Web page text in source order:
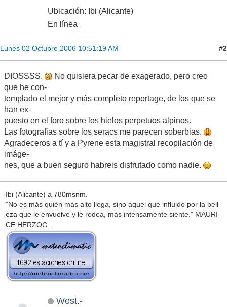
Ubicación: Ibi (Alicante)
En línea
Lunes 02 Octubre 2006 10:51:19 AM #2
DIOSSSS.
No quisiera pecar de exagerado, pero creo
que he con-
templado el mejor y más completo reportage, de los que se
han ex-
puesto en el foro sobre los hielos perpetuos alpinos.
Las fotografias sobre los seracs me parecen soberbias.
Agradeceros a tí y a Pyrene esta magistral recopilación de
imáge-
nes, que a buen seguro habreis disfrutado como nadie.
Ibi (Alicante) a 780msnm.
"No es más quién más alto llega, sino aquel que influido por la bell
eza que le envuelve y le rodea, más intensamente siente." MAURI
CE HERZOG.
West.-